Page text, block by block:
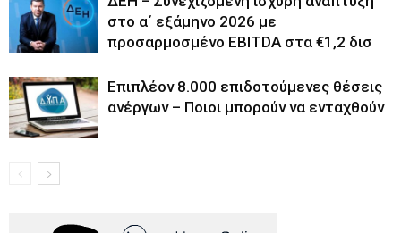
στο α΄ εξάμηνο 2026 με
προσαρμοσμένο EBITDA στα €1,2 δισ
Επιπλέον 8.000 επιδοτούμενες θέσεις
ανέργων – Ποιοι μπορούν να ενταχθούν